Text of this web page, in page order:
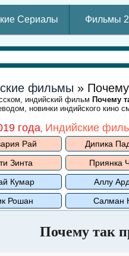
Сериалы Фильмы
фильмы »
индийский фильм Почему
новинки индийского кино
года, Индийские
Рай Дипика
Зинта Приянка
Кумар Аллу
Рошан Салман
Почему так